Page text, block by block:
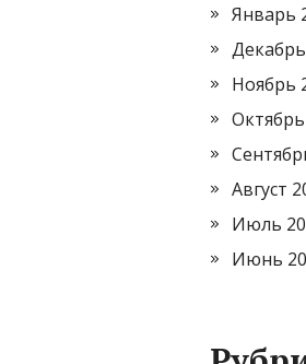
Январь
Ноябрь
Август
Июль
Июнь